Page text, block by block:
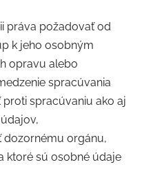
práva požadovať od
k jeho osobným
opravu alebo
spracúvania
spracúvaniu ako aj
dozornému orgánu,
ktoré sú osobné údaje